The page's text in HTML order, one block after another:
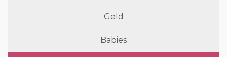
Geld
Babies